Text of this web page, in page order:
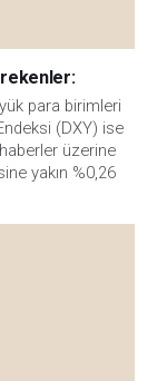
para birimleri
(DXY) ise
üzerine
yakın %0,26